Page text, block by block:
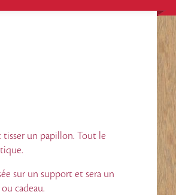
tisser un papillon. Tout le
sur un support et sera un
cadeau.